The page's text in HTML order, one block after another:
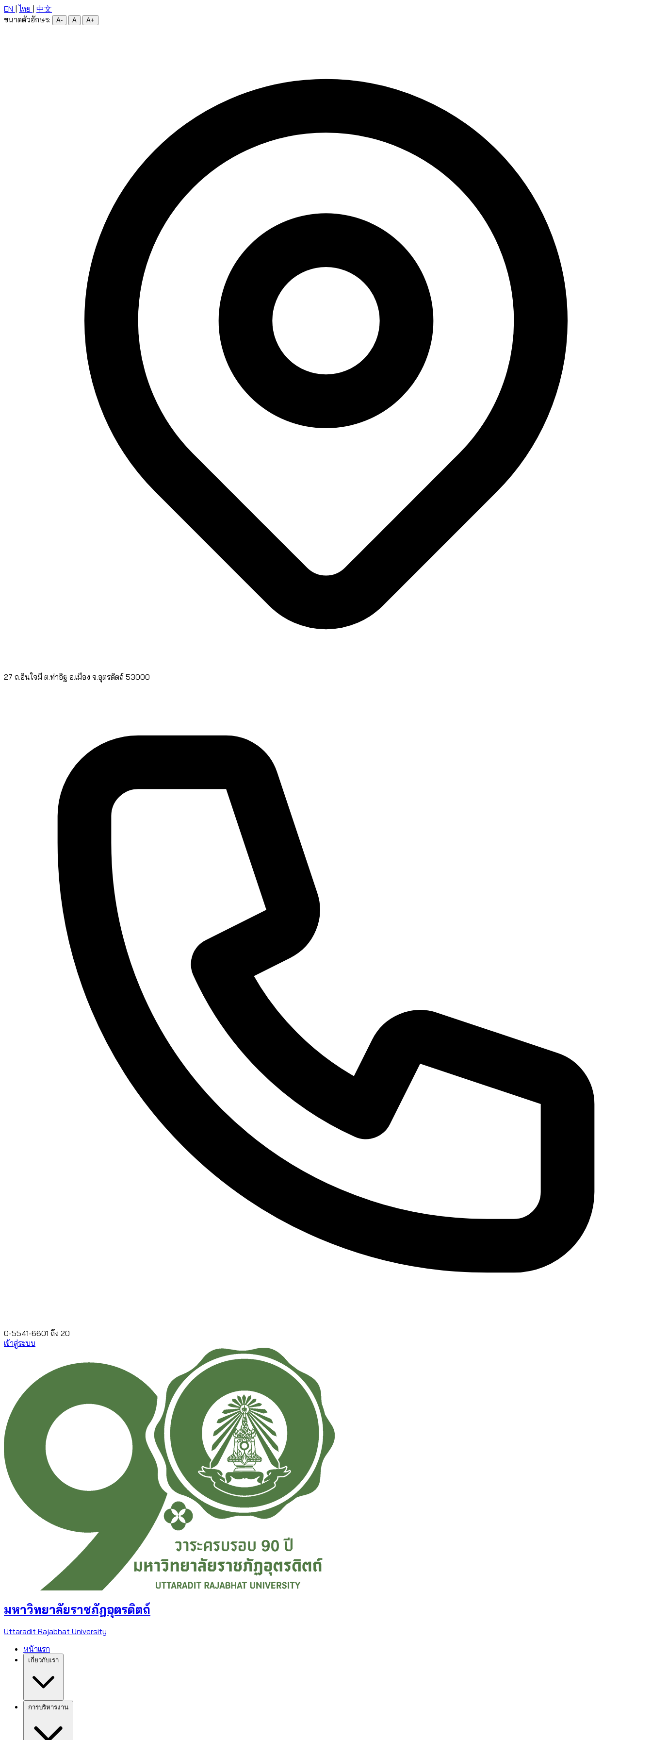
EN ไทย
中文
ขนาดตัวอักษร:
A- A A+
27 ถ.อินใจมี ต.ท่าอิฐ อ.เมือง จ.อุตรดิตถ์ 53000
0-5541-6601 ถึง 20
เข้าสู่ระบบ
มหาวิทยาลัยราชภัฏอุตรดิตถ์
Uttaradit Rajabhat University
หน้าแรก
เกี่ยวกับเรา
การบริหารงาน